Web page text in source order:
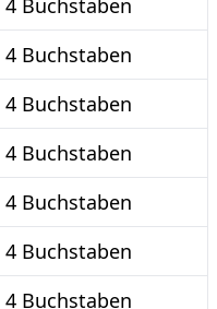
4 Buchstaben
4 Buchstaben
4 Buchstaben
4 Buchstaben
4 Buchstaben
4 Buchstaben
4 Buchstaben